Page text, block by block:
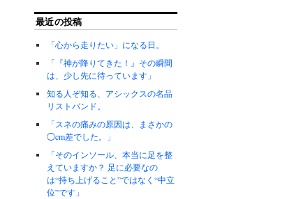
最近の投稿
「心から走りたい」になる日。
「『神が降りてきた！』その瞬間
は、少し先に待っています」
知る人ぞ知る、アシックスの名品
リストバンド。
「スネの痛みの原因は、まさかの
◯cm差でした。」
「そのインソール、本当に足を整
えていますか？ 足に必要なの
は“持ち上げること”ではなく“中立
位”です」